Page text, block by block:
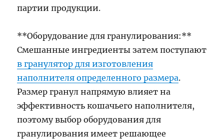
партии продукции.
**Оборудование для гранулирования:**
Смешанные ингредиенты затем поступают
в гранулятор для изготовления
наполнителя определенного размера.
Размер гранул напрямую влияет на
эффективность кошачьего наполнителя,
поэтому выбор оборудования для
гранулирования имеет решающее